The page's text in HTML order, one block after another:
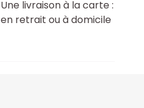
Une livraison à la carte :
en retrait ou à domicile